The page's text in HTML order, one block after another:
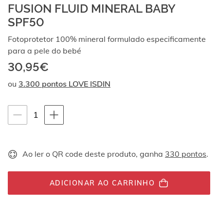
vídeos.
Ao
com
setas
para
cima
exibidos
um
por
FUSION FLUID MINERAL BABY
SPF50
Fotoprotetor 100% mineral formulado especificamente
para a pele do bebé
30,95€
ou 3.300 pontos LOVE ISDIN
Instruções de navegação por teclado
1 quantity-
selector.totalUnit
Ao ler o QR code deste produto, ganha 330 pontos.
ADICIONAR AO CARRINHO